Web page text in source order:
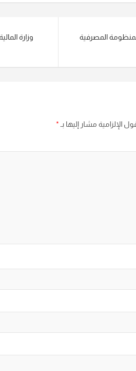
المصرفية
وزارة
الإلزامية مشار إليها بـ *